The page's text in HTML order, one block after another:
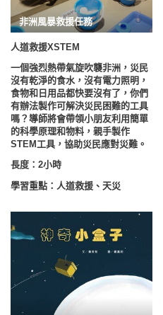
非洲風暴救援任務
人道救援XSTEM
一個強烈熱帶氣旋吹襲非洲，災民
沒有乾淨的食水，沒有電力照明，
食物和日用品都快要沒有了，你們
有辦法製作可解決災民困難的工具
嗎？導師將會帶領小朋友利用簡單
的科學原理和物料，親手製作
STEM工具，協助災民應對災難。
長度：2小時
學習重點：人道救援、天災